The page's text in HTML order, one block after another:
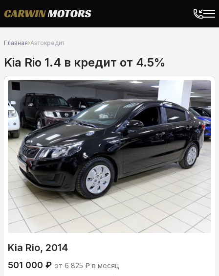
Главная›Автокредит
Kia Rio 1.4 в кредит от 4.5%
Kia Rio, 2014
501 000 ₽ от 6 825 ₽ в месяц